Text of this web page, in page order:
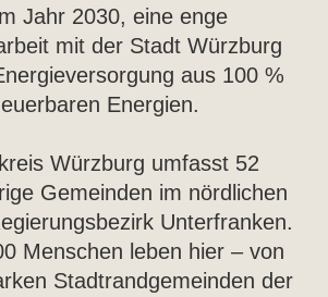
Jahr 2030, eine enge
mit der Stadt Würzburg
aus 100 %
Energien.
Würzburg umfasst 52
Gemeinden im nördlichen
Unterfranken.
Menschen leben hier – von
Stadtrandgemeinden der